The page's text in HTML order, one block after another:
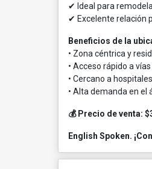
✔ Ideal para
✔ Excelente relación
Beneficios de la
• Zona céntrica y
• Acceso rápido a
• Cercano a
• Alta demanda en el
💰 Precio de venta:
English Spoken.